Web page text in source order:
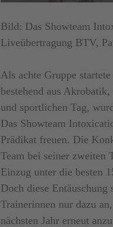
Bild: Das Showteam
Liveübertragung BTV,
Als achte Gruppe
bestehend aus
und sportlichen Tag,
Das Showteam
Prädikat freuen. Die
Team bei seiner zweiten
Einzug unter die besten
Doch diese
Trainerinnen nur dazu
nächsten Jahr erneut